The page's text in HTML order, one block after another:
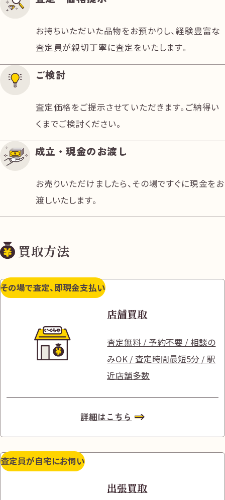
お持ちいただいた品物をお預かりし、経験豊富な
査定員が親切丁寧に査定をいたします。
ご検討
査定価格をご提示させていただきます。ご納得い
くまでご検討ください。
成立・現金のお渡し
お売りいただけましたら、その場ですぐに現金をお
渡しいたします。
買取方法
その場で査定、即現金支払い
店舗買取
査定無料 / 予約不要 / 相談の
みOK / 査定時間最短5分 / 駅
近店舗多数
詳細はこちら
査定員が自宅にお伺い
出張買取